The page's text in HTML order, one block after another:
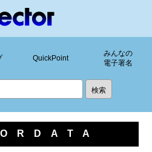
QuickPoint
みんなの
電子署名